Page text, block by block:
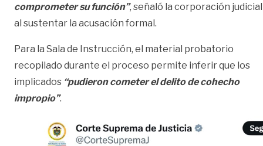
comprometer su función”, señaló la corporación judicial
al sustentar la acusación formal.
Para la Sala de Instrucción, el material probatorio
recopilado durante el proceso permite inferir que los
implicados “pudieron cometer el delito de cohecho
impropio”.